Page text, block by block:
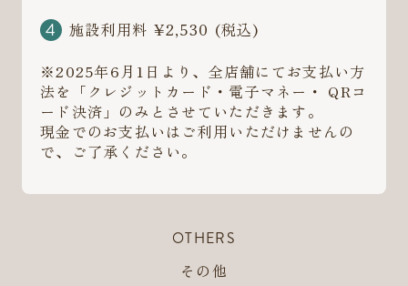
施設利用料 ¥2,530 (税込)
※2025年6月1日より、全店舗にてお支払い方
法を「クレジットカード・電子マネー・ QRコ
ード決済」のみとさせていただきます。
現金でのお支払いはご利用いただけませんの
で、ご了承ください。
OTHERS
その他